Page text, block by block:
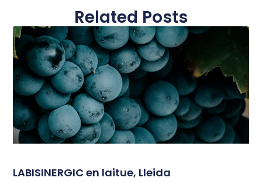
Related Posts
LABISINERGIC en laitue, Lleida